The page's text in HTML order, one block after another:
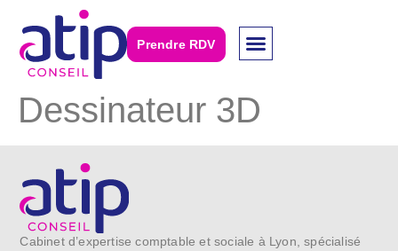
principal
Prendre RDV
Dessinateur 3D
Cabinet d’expertise comptable et sociale à Lyon, spécialisé